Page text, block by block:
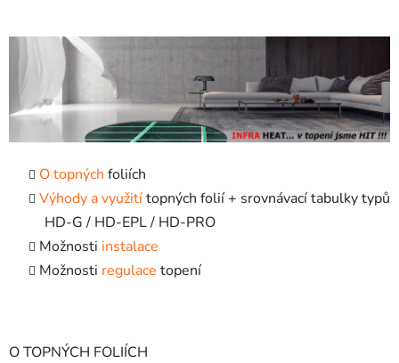
O topných foliích
Výhody a využitítopných folií + srovnávací tabulky typů
HD-G / HD-EPL / HD-PRO
Možnosti instalace
Možnosti regulace topení
O TOPNÝCH FOLIÍCH